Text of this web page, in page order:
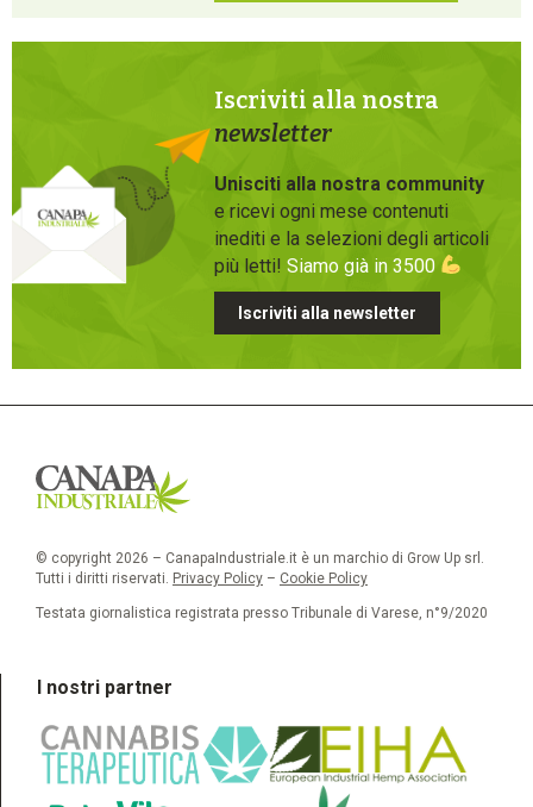
Iscriviti alla nostra
newsletter
Unisciti alla nostra community
e ricevi ogni mese contenuti
inediti e la selezioni degli articoli
più letti! Siamo già in 3500
Iscriviti alla newsletter
© copyright 2026 – CanapaIndustriale.it è un marchio di Grow Up srl.
Tutti i diritti riservati. Privacy Policy – Cookie Policy
Testata giornalistica registrata presso Tribunale di Varese, n°9/2020
I nostri partner